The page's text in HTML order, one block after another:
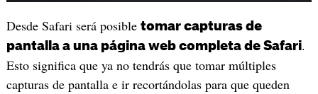
Desde Safari será posible tomar capturas de
pantalla a una página web completa de Safari.
Esto significa que ya no tendrás que tomar múltiples
capturas de pantalla e ir recortándolas para que queden